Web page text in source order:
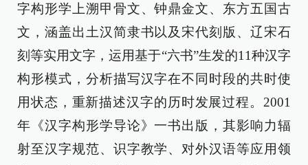
字构形学上溯甲骨文、钟鼎金文、东方五国古
文，涵盖出土汉简隶书以及宋代刻版、辽宋石
刻等实用文字，运用基于“六书”生发的11种汉字
构形模式，分析描写汉字在不同时段的共时使
用状态，重新描述汉字的历时发展过程。2001
年《汉字构形学导论》一书出版，其影响力辐
射至汉字规范、识字教学、对外汉语等应用领